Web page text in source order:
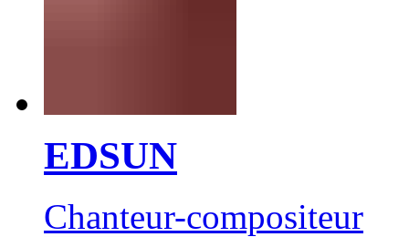
EDSUN
Chanteur-compositeur